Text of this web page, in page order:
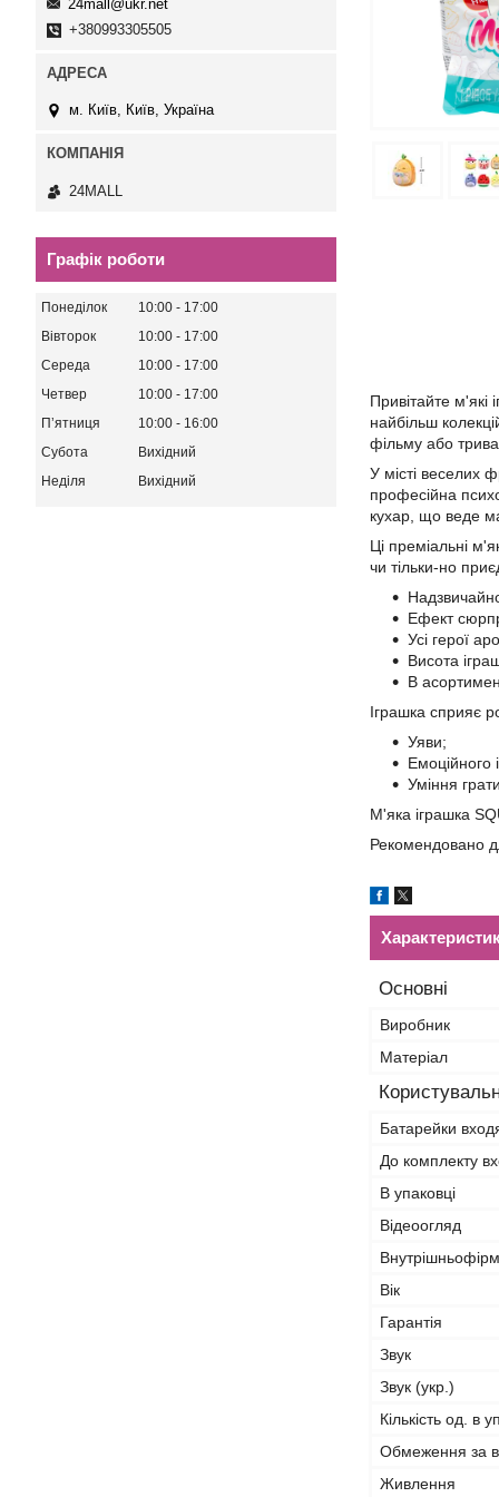
Привітайте
найбільш
фільму або
У місті веселих
професійна
кухар, що веде
Ці преміальні
чи тільки-но
Ефект
Усі герої
Висота
В
Іграшка сприяє
Уяви;
Емоційного
Уміння
М'яка іграшка
Рекомендовано
Основні
Виробник
Матеріал
Батарейки
До комплекту
В упаковці
Відеоогляд
Вік
Гарантія
Звук
Звук (укр.)
Кількість од. в
Обмеження за
Живлення
24mall@ukr.net
+380993305505
м. Київ, Київ, Україна
24MALL
Графік роботи
Понеділок 10:00
17:00
Вівторок
10:00
17:00
Середа
10:00
17:00
Четвер
10:00
17:00
Пʼятниця
10:00
16:00
Субота
Вихідний
Неділя
Вихідний